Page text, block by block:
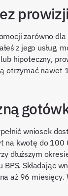
prowizji
zarówno
z jego usług,
hipoteczny,
otrzymać nawet
wniosek
kwotę do 100
dłuższym
BPS. Składając
aż 96